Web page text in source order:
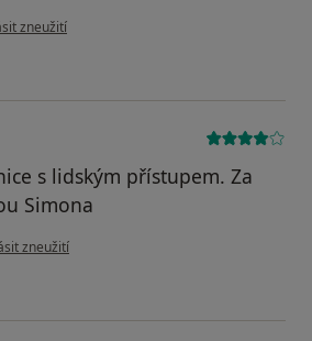
uživatele Pacient
zneužití
s lidským přístupem. Za
Simona
názoru uživatele H. Simona
zneužití